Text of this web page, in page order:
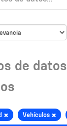
de datos
Vehículos